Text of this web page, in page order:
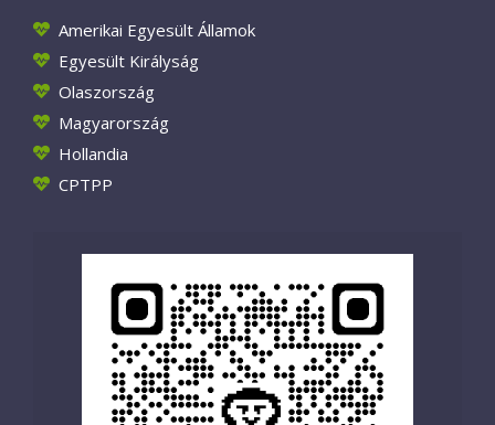
Amerikai Egyesült Államok
Egyesült Királyság
Olaszország
Magyarország
Hollandia
CPTPP